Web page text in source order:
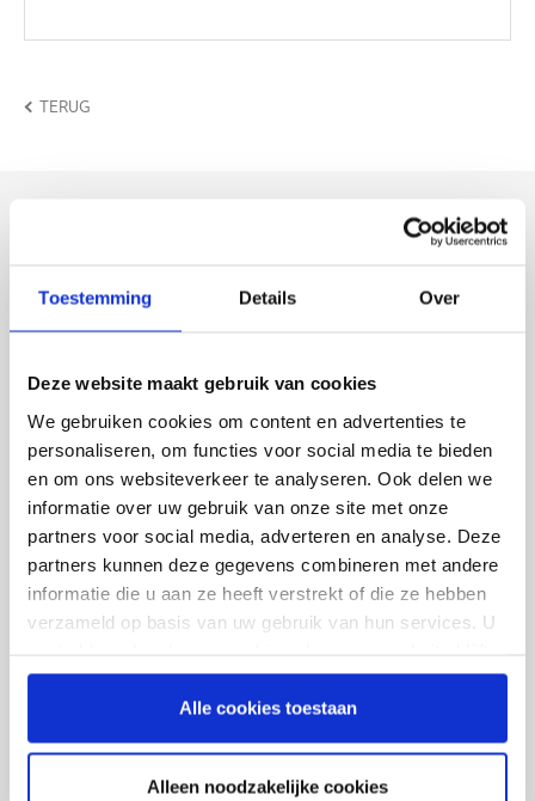
Toestemming Details Over
Deze website maakt gebruik van cookies
We gebruiken cookies om content en advertenties te
personaliseren, om functies voor social media te bieden
en om ons websiteverkeer te analyseren. Ook delen we
informatie over uw gebruik van onze site met onze
partners voor social media, adverteren en analyse. Deze
partners kunnen deze gegevens combineren met andere
informatie die u aan ze heeft verstrekt of die ze hebben
verzameld op basis van uw gebruik van hun services. U
gebruiken.
Alle cookies toestaan
Alleen noodzakelijke cookies
TERUG
Multifunctionele handdoeken
Handdoekenpapier
Poetsrollen
Onderzoekstafelpapier
Keukenrollen
Facial tissues
Zakdoeken
Desinfectiemiddelen
Zeep / Reiniger
DISPENSERS
Hygiënepapier dispenser